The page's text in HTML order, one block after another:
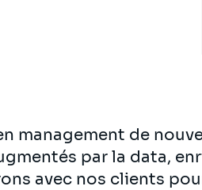
management de
par la data,
avec nos clients